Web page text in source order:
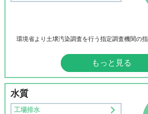
環境省より土壌汚染調査を行う指定調査機関の指
もっと見る
水質
工場排⽔